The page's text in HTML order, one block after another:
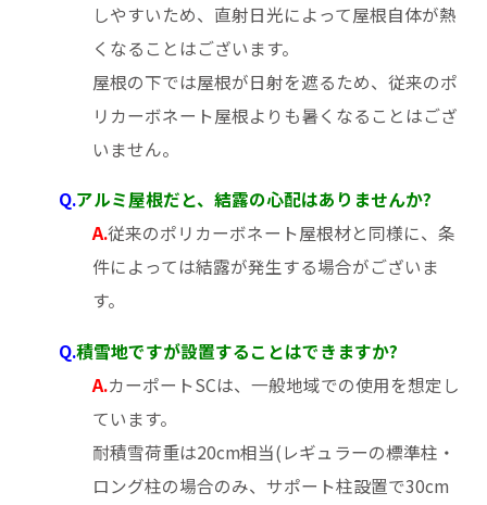
しやすいため、直射日光によって屋根自体が熱
くなることはございます。
屋根の下では屋根が日射を遮るため、従来のポ
リカーボネート屋根よりも暑くなることはござ
いません。
Q.アルミ屋根だと、結露の心配はありませんか?
A.従来のポリカーボネート屋根材と同様に、条
件によっては結露が発生する場合がございま
す。
Q.積雪地ですが設置することはできますか?
A.カーポートSCは、一般地域での使用を想定し
ています。
耐積雪荷重は20cm相当(レギュラーの標準柱・
ロング柱の場合のみ、サポート柱設置で30cm